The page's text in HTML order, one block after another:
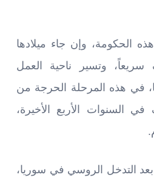
الحكومة، وإن جاء ميلادها
سريعاً، وتسير ناحية العمل
في هذه المرحلة الحرجة من
السنوات الأربع الأخيرة،
التدخل الروسي في سوريا،